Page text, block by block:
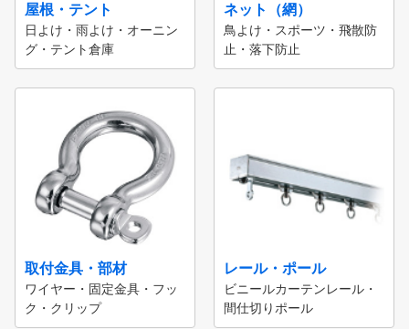
屋根・テント
日よけ・雨よけ・オーニン
グ・テント倉庫
ネット（網）
鳥よけ・スポーツ・飛散防
止・落下防止
取付金具・部材
ワイヤー・固定金具・フッ
ク・クリップ
レール・ポール
ビニールカーテンレール・
間仕切りポール